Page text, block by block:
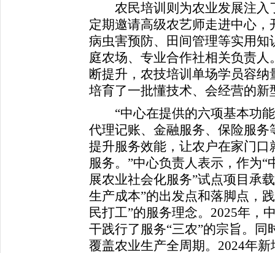
农民培训则为农业发展注入
定期邀请高级农艺师走进中心
病虫害预防、田间管理等实用
庭农场、专业合作社相关负责
断提升，农技培训单场学员容
培育了一批懂技术、会经营的新
“中心在提供的六项基本功能
代理记账、金融服务、保险服
提升服务效能，让农户在家门
服务。”中心负责人表示，作为
展农业社会化服务”试点项目承
生产成本”的出发点和落脚点，
民打工”的服务理念。2025年，
干践行了服务“三农”的宗旨。
覆盖农业生产全周期。2024年